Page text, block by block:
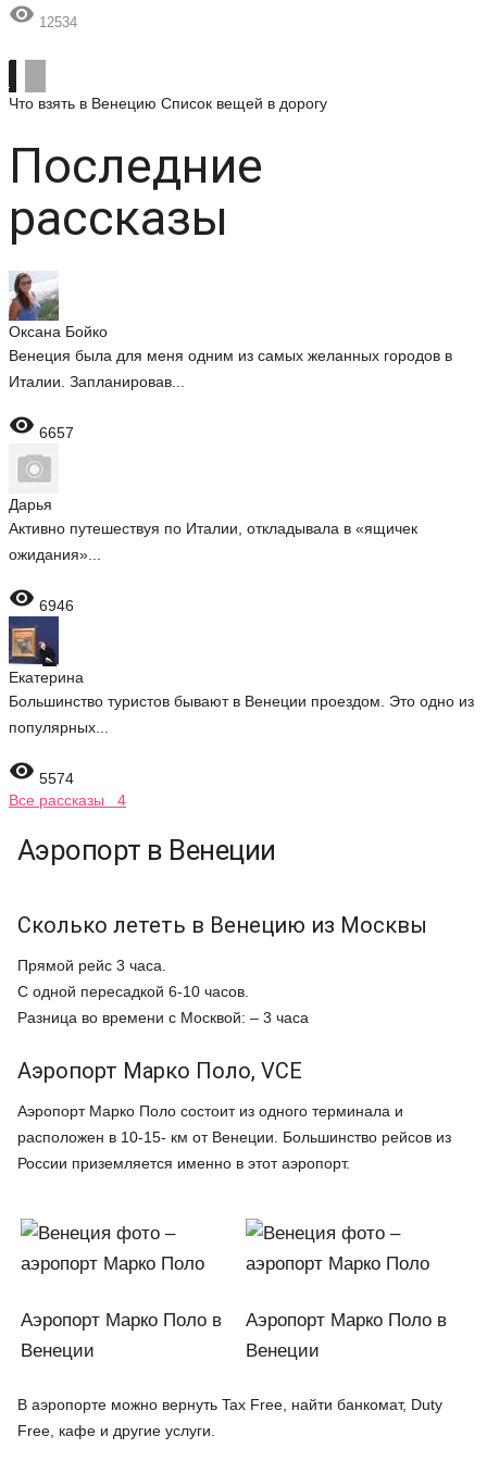
 12534
Что взять в Венецию Список вещей в дорогу
Последние
рассказы
Оксана Бойко
Венеция была для меня одним из самых желанных городов в
Италии. Запланировав...
 6657
Дарья
Активно путешествуя по Италии, откладывала в «ящичек
ожидания»...
 6946
Екатерина
Большинство туристов бывают в Венеции проездом. Это одно из
популярных...
 5574
Все рассказы 4
Аэропорт в Венеции
Сколько лететь в Венецию из Москвы
Прямой рейс 3 часа.
С одной пересадкой 6-10 часов.
Разница во времени с Москвой: – 3 часа
Аэропорт Марко Поло, VCE
Аэропорт Марко Поло состоит из одного терминала и
расположен в 10-15- км от Венеции. Большинство рейсов из
России приземляется именно в этот аэропорт.
Аэропорт Марко Поло в
Венеции
Аэропорт Марко Поло в
Венеции
В аэропорте можно вернуть Tax Free, найти банкомат, Duty
Free, кафе и другие услуги.